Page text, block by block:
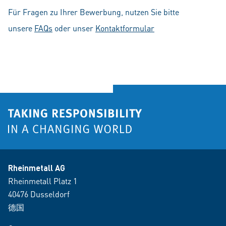
Für Fragen zu Ihrer Bewerbung, nutzen Sie bitte
unsere FAQs oder unser Kontaktformular
Rheinmetall AG
Rheinmetall Platz 1
40476 Dusseldorf
德国